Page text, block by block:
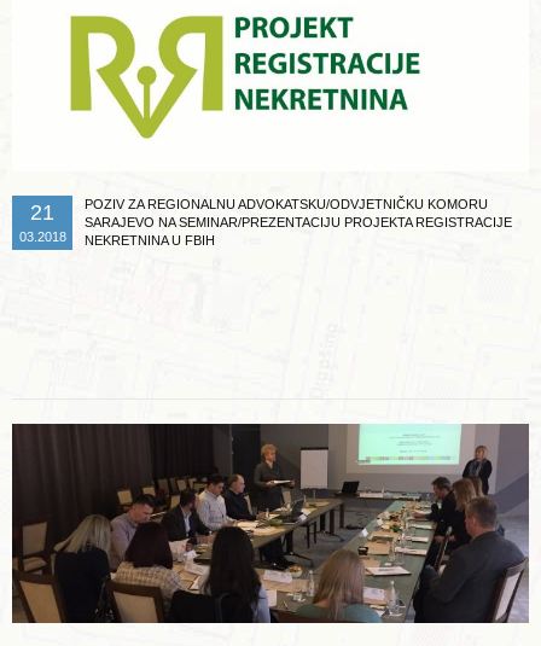
21
03.2018
POZIV ZA REGIONALNU ADVOKATSKU/ODVJETNIČKU KOMORU
SARAJEVO NA SEMINAR/PREZENTACIJU PROJEKTA REGISTRACIJE
NEKRETNINA U FBIH